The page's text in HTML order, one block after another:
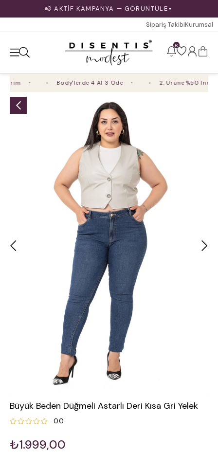
3 AKTİF KAMPANYA — GÖRÜNTÜLE ▼
Sipariş TakibiKurumsal
6
Body'lerde 4 Al 3 Öde 2. Ürüne %50 İndirim
Büyük Beden Düğmeli Astarlı Deri Kısa Gri Yelek
0.0
₺1.999,00